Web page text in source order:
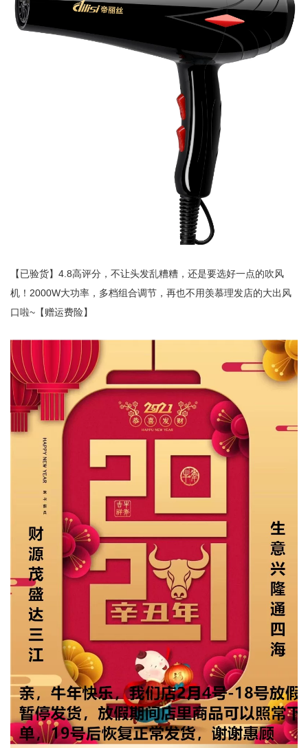
【已验货】4.8高评分，不让头发乱糟糟，还是要选好一点的吹风
机！2000W大功率，多档组合调节，再也不用羡慕理发店的大出风
口啦~【赠运费险】